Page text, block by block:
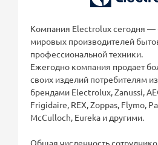
Компания Electrolux сегодня —
мировых производителей
профессиональной техники.
Ежегодно компания продает
своих изделий потребителям
брендами Electrolux, Zanussi,
Frigidaire, REX, Zoppas, Flymo,
McCulloch, Eureka и другими.
Общая численность